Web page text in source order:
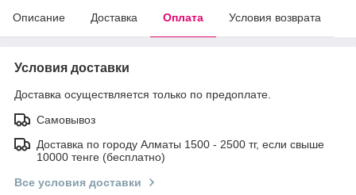
Описание Доставка Оплата Условия возврата
Условия доставки
Доставка осуществляется только по предоплате.
Самовывоз
Доставка по городу Алматы 1500 - 2500 тг, если свыше
10000 тенге (бесплатно)
Все условия доставки